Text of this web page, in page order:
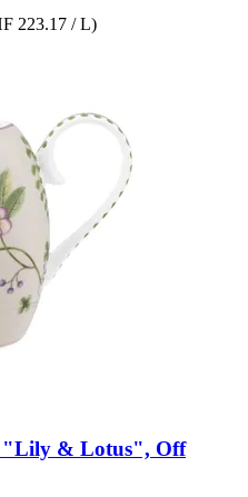
223.17 / L)
"Lily & Lotus", Off